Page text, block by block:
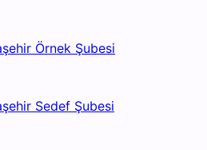
Örnek Şubesi
Sedef Şubesi